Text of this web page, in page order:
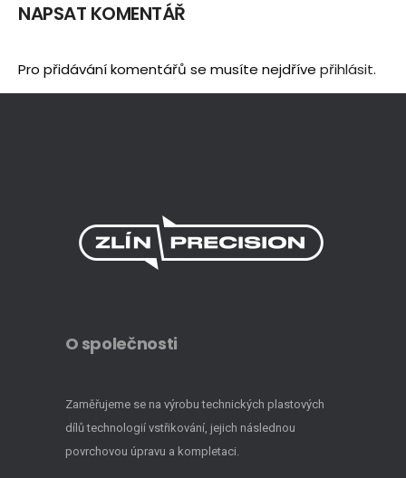
NAPSAT KOMENTÁŘ
Pro přidávání komentářů se musíte nejdříve přihlásit.
O společnosti
Zaměřujeme se na výrobu technických plastových
dílů technologií vstřikování, jejich následnou
povrchovou úpravu a kompletaci.